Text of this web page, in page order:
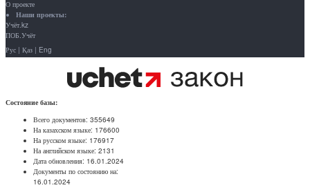
О проекте
Наши проекты:
Учёт.kz
ПОБ.Учёт
Рус | Қаз | Eng
Состояние базы:
Всего документов: 355649
На казахском языке: 176600
На русском языке: 176917
На английском языке: 2131
Дата обновления: 16.01.2024
Документы по состоянию на:
16.01.2024